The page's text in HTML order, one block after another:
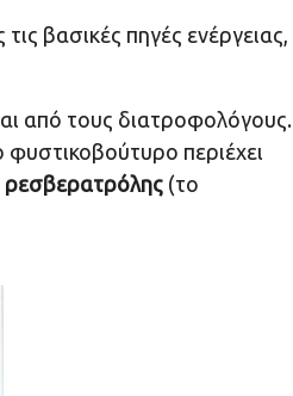
βασικές πηγές ενέργειας,
από τους διατροφολόγους.
περιέχει
ρεσβερατρόλης (το